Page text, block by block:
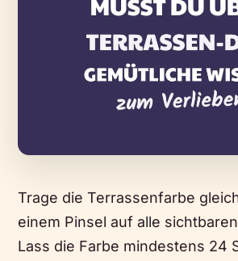
Trage die Terrassenfarbe
einem Pinsel auf alle
Lass die Farbe mindestens 24